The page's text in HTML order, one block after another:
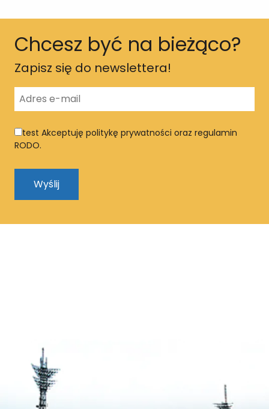
Chcesz być na bieżąco?
Zapisz się do newslettera!
test Akceptuję politykę prywatności oraz regulamin
RODO.